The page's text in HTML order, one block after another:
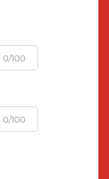
0/100
0/100